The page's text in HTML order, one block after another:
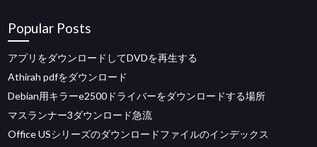
Popular Posts
アプリをダウンロードしてDVDを再生する
Athirah pdfをダウンロード
Debian用キラーe2500ドライバーをダウンロードする場所
マスランナー3ダウンロード急流
Office USシリーズのダウンロードファイルのインデックス